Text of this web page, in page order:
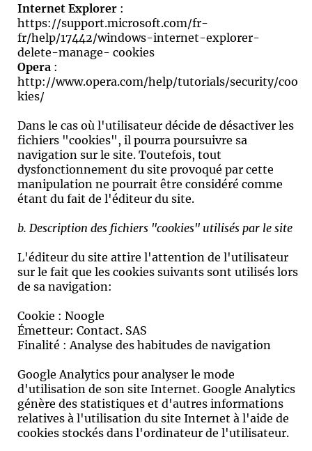
Internet Explorer :
https://support.microsoft.com/fr-
fr/help/17442/windows-internet-explorer-
delete-manage- cookies
Opera :
http://www.opera.com/help/tutorials/security/coo
kies/
Dans le cas où l'utilisateur décide de désactiver les
fichiers "cookies", il pourra poursuivre sa
navigation sur le site. Toutefois, tout
dysfonctionnement du site provoqué par cette
manipulation ne pourrait être considéré comme
étant du fait de l'éditeur du site.
b. Description des fichiers "cookies" utilisés par le site
L'éditeur du site attire l'attention de l'utilisateur
sur le fait que les cookies suivants sont utilisés lors
de sa navigation:
Cookie : Noogle
Émetteur: Contact. SAS
Finalité : Analyse des habitudes de navigation
Google Analytics pour analyser le mode
d'utilisation de son site Internet. Google Analytics
génère des statistiques et d'autres informations
relatives à l'utilisation du site Internet à l'aide de
cookies stockés dans l'ordinateur de l'utilisateur.